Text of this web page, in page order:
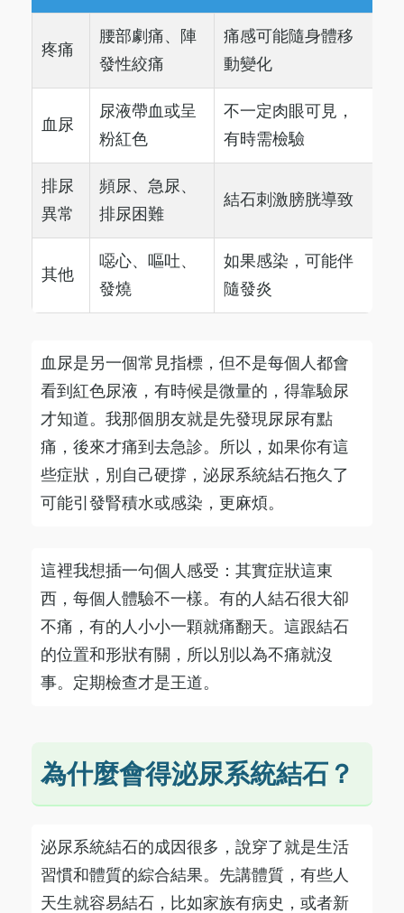
疼痛
腰部劇痛、陣
發性絞痛
痛感可能隨身體移
動變化
血尿
尿液帶血或呈
粉紅色
不一定肉眼可見，
有時需檢驗
排尿
異常
頻尿、急尿、
排尿困難
結石刺激膀胱導致
其他
噁心、嘔吐、
發燒
如果感染，可能伴
隨發炎
血尿是另一個常見指標，但不是每個人都會
看到紅色尿液，有時候是微量的，得靠驗尿
才知道。我那個朋友就是先發現尿尿有點
痛，後來才痛到去急診。所以，如果你有這
些症狀，別自己硬撐，泌尿系統結石拖久了
可能引發腎積水或感染，更麻煩。
這裡我想插一句個人感受：其實症狀這東
西，每個人體驗不一樣。有的人結石很大卻
不痛，有的人小小一顆就痛翻天。這跟結石
的位置和形狀有關，所以別以為不痛就沒
事。定期檢查才是王道。
為什麼會得泌尿系統結石？
泌尿系統結石的成因很多，說穿了就是生活
習慣和體質的綜合結果。先講體質，有些人
天生就容易結石，比如家族有病史，或者新